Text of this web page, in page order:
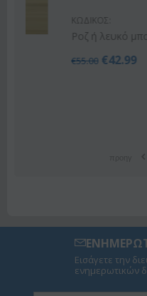
ΚΩΔΙΚΟΣ:
Ροζ ή λευκό μπουκέτο
42.99
Εισάγετε την
ενημερωτικών